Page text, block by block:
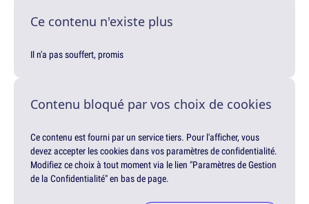
Ce contenu n'existe plus
Il n'a pas souffert, promis
Contenu bloqué par vos choix de cookies
Ce contenu est fourni par un service tiers. Pour l'afficher, vous
devez accepter les cookies dans vos paramètres de confidentialité.
Modifiez ce choix à tout moment via le lien "Paramètres de Gestion
de la Confidentialité" en bas de page.